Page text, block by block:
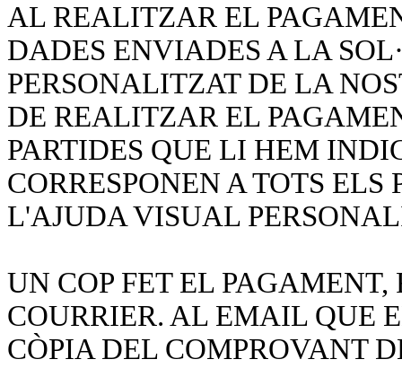
AL REALITZAR EL
DADES ENVIADES A LA
PERSONALITZAT DE LA
DE REALITZAR EL
PARTIDES QUE LI HEM
CORRESPONEN A TOTS
L'AJUDA VISUAL
UN COP FET EL
COURRIER. AL EMAIL QUE
CÒPIA DEL COMPROVANT